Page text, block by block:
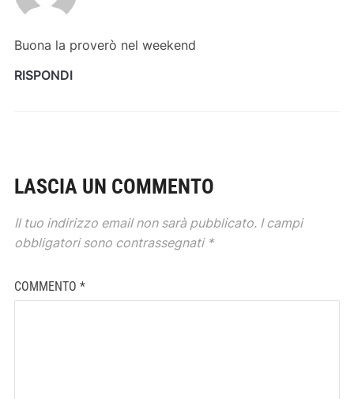
Buona la proverò nel weekend
RISPONDI
LASCIA UN COMMENTO
Il tuo indirizzo email non sarà pubblicato. I campi
obbligatori sono contrassegnati *
COMMENTO *